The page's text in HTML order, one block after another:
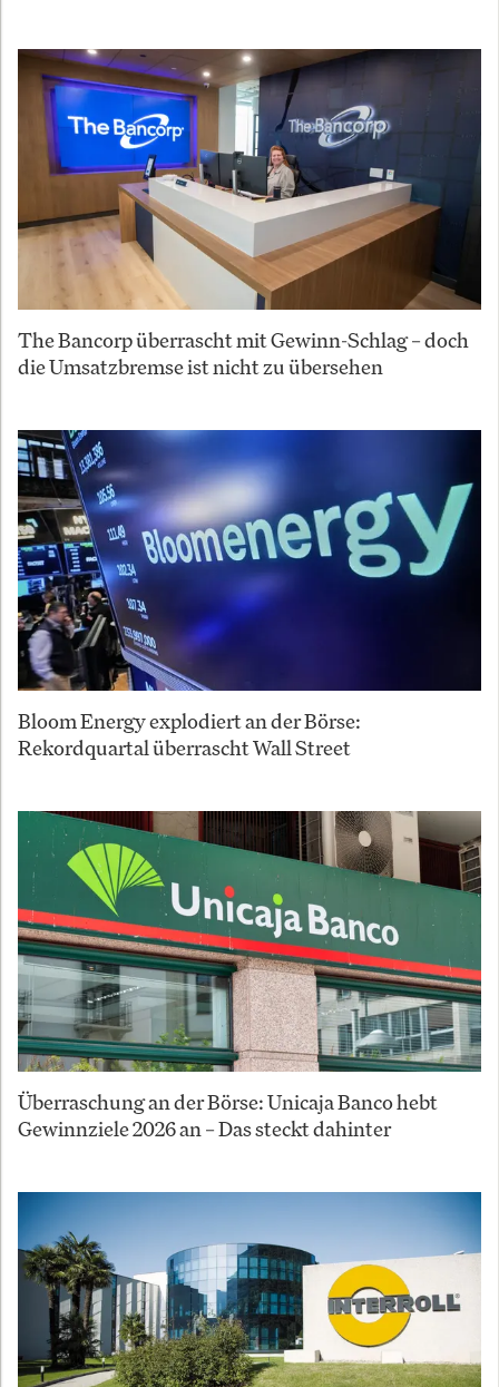
The Bancorp überrascht mit Gewinn-Schlag – doch
die Umsatzbremse ist nicht zu übersehen
Bloom Energy explodiert an der Börse:
Rekordquartal überrascht Wall Street
Überraschung an der Börse: Unicaja Banco hebt
Gewinnziele 2026 an – Das steckt dahinter